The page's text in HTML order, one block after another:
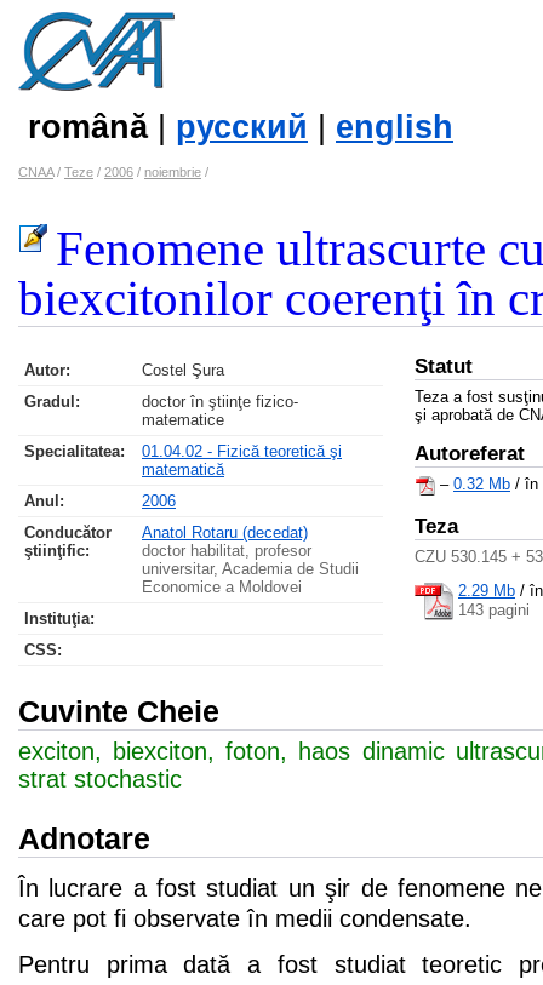
română| русский english
CNAA/ Teze / 2006 / noiembrie /
Fenomene ultrascurte
biexcitonilor coerenţi în
Autor:
Costel Şura
Gradul:
doctor în ştiinţe fizico-
matematice
Specialitatea:
01.04.02 - Fizică teoretică şi
matematică
Anul:
2006
Conducător
ştiinţific:
Anatol Rotaru (decedat)
doctor habilitat, profesor
universitar, Academia de Studii
Economice a Moldovei
Instituţia:
CSS:
Statut
Teza a fost
şi aprobată de
Autoreferat
– 0.32 Mb / în
Teza
CZU 530.145 +
2.29 Mb /
143 pagini
Cuvinte Cheie
exciton, biexciton, foton, haos dinamic
strat stochastic
Adnotare
În lucrare a fost studiat un şir de fenomene
care pot fi observate în medii condensate.
Pentru prima dată a fost studiat teoretic